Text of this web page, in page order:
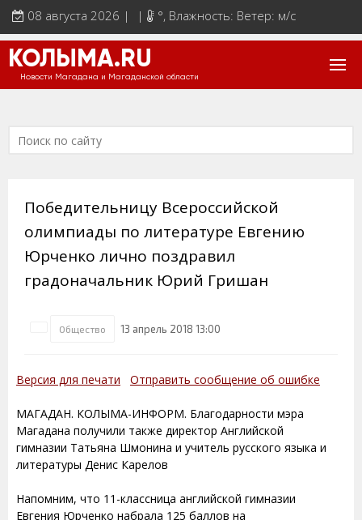
08 августа 2026 | | °, Влажность: Ветер: м/с
КОЛЫМА.RU
Новости Магадана и Магаданской области
Победительницу Всероссийской
олимпиады по литературе Евгению
Юрченко лично поздравил
градоначальник Юрий Гришан
Общество 13 апрель 2018 13:00
Версия для печати Отправить сообщение об ошибке
МАГАДАН. КОЛЫМА-ИНФОРМ. Благодарности мэра
Магадана получили также директор Английской
гимназии Татьяна Шмонина и учитель русского языка и
литературы Денис Карелов
Напомним, что 11-классница английской гимназии
Евгения Юрченко набрала 125 баллов на